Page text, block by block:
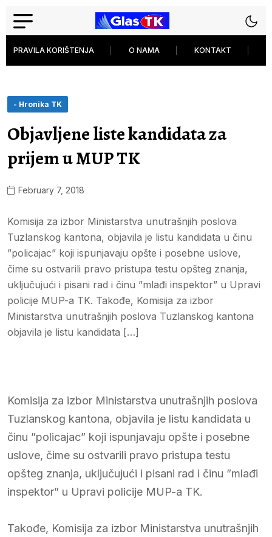
PRAVILA KORIŠTENJA O NAMA KONTAKT
- Hronika TK
Objavljene liste kandidata za
prijem u MUP TK
February 7, 2018
Komisija za izbor Ministarstva unutrašnjih poslova
Tuzlanskog kantona, objavila je listu kandidata u činu
”policajac” koji ispunjavaju opšte i posebne uslove,
čime su ostvarili pravo pristupa testu opšteg znanja,
uključujući i pisani rad i činu ”mlađi inspektor” u Upravi
policije MUP-a TK. Takođe, Komisija za izbor
Ministarstva unutrašnjih poslova Tuzlanskog kantona
objavila je listu kandidata […]
Komisija za izbor Ministarstva unutrašnjih poslova
Tuzlanskog kantona, objavila je listu kandidata u
činu ”policajac” koji ispunjavaju opšte i posebne
uslove, čime su ostvarili pravo pristupa testu
opšteg znanja, uključujući i pisani rad i činu ”mlađi
inspektor” u Upravi policije MUP-a TK.
Takođe, Komisija za izbor Ministarstva unutrašnjih